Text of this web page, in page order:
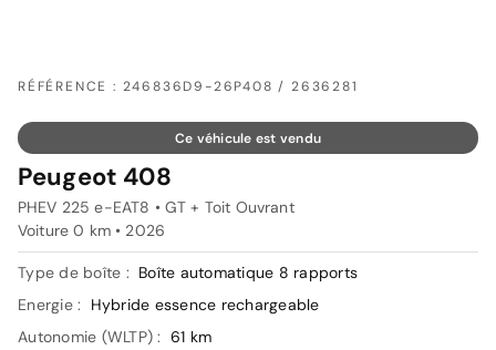
RÉFÉRENCE : 246836D9-26P408 / 2636281
Ce véhicule est vendu
Peugeot 408
PHEV 225 e-EAT8 • GT + Toit Ouvrant
Voiture 0 km • 2026
Type de boîte : Boîte automatique 8 rapports
Energie :
Hybride essence rechargeable
Autonomie (WLTP) : 61 km